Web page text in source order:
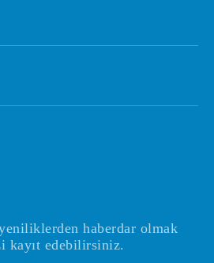
haberdar olmak
kayıt edebilirsiniz.